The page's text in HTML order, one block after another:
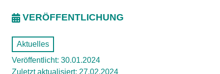
VERÖFFENTLICHUNG
Aktuelles
Veröffentlicht: 30.01.2024
Zuletzt aktualisiert: 27.02.2024